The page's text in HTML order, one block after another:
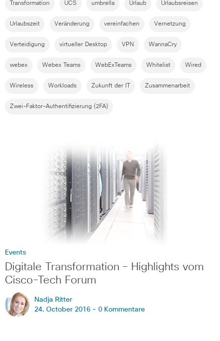
Transformation UCS umbrella Urlaub Urlaubsreisen
Urlaubszeit Veränderung vereinfachen Vernetzung
Verteidigung virtueller Desktop VPN WannaCry
webex Webex Teams WebExTeams Whitelist Wired
Wireless Workloads Zukunft der IT Zusammenarbeit
Zwei-Faktor-Authentifizierung (2FA)
Events
Digitale Transformation – Highlights vom
Cisco-Tech Forum
Nadja Ritter
24. October 2016 - 0 Kommentare